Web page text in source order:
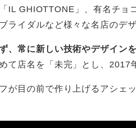
IL GHIOTTONE」、有名チョ
ライダルなど様々な名店のデ
、常に新しい技術やデザイン
て店名を「未完」とし、2017
が目の前で作り上げるアシェ